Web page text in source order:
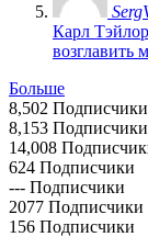
Карл
возглавить
Больше
8,502 Подписчики
8,153 Подписчики
14,008
624 Подписчики
--- Подписчики
2077 Подписчики
156 Подписчики